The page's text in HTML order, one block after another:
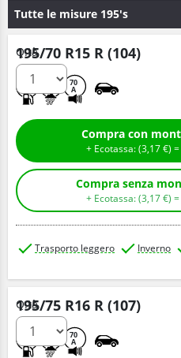
Tutte le misure 195's
195/70 R15 R (104)
70
A
Q.tà
+ Ecotassa: (3,17€ ) =
+ Ecotassa: (3,17€ ) =
Trasporto leggero Inverno
195/75 R16 R (107)
70
A
Q.tà